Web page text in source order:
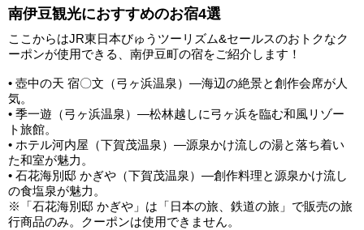
南伊豆観光におすすめのお宿4選
ここからはJR東日本びゅうツーリズム&セールスのおトクなク
ーポンが使用できる、南伊豆町の宿をご紹介します！
• 壺中の天 宿〇文（弓ヶ浜温泉）—海辺の絶景と創作会席が人
気。
• 季一遊（弓ヶ浜温泉）—松林越しに弓ヶ浜を臨む和風リゾー
ト旅館。
• ホテル河内屋（下賀茂温泉）—源泉かけ流しの湯と落ち着い
た和室が魅力。
• 石花海別邸 かぎや（下賀茂温泉）—創作料理と源泉かけ流し
の食塩泉が魅力。
※「石花海別邸 かぎや」は「日本の旅、鉄道の旅」で販売の旅
行商品のみ。クーポンは使用できません。